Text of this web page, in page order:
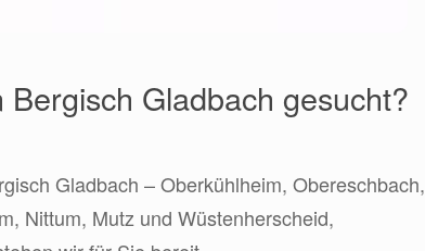
Gladbach gesucht?
Gladbach – Oberkühlheim, Obereschbach,
Nittum, Mutz und Wüstenherscheid,